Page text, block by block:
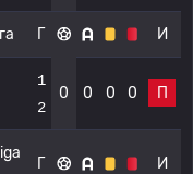
Г И
1
2
0 0 0 0 П
Г И